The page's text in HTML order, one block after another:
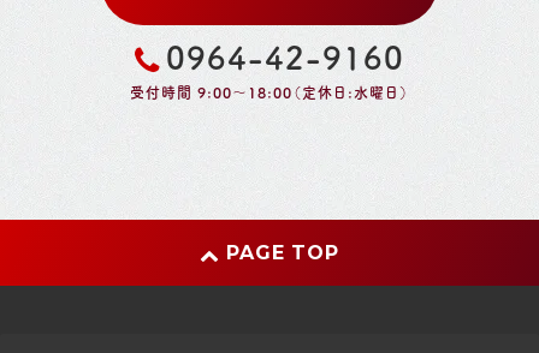
0964-42-9160
受付時間 9:00～18:00（定休日:水曜日）
PAGE TOP